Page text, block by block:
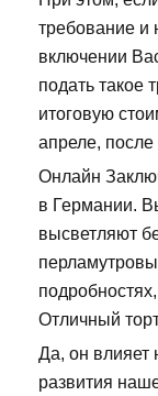
требование и
включении
подать такое
итоговую
апреле,
Онлайн
в Германии.
высветляют
Отличный
Да, он влияет
развития